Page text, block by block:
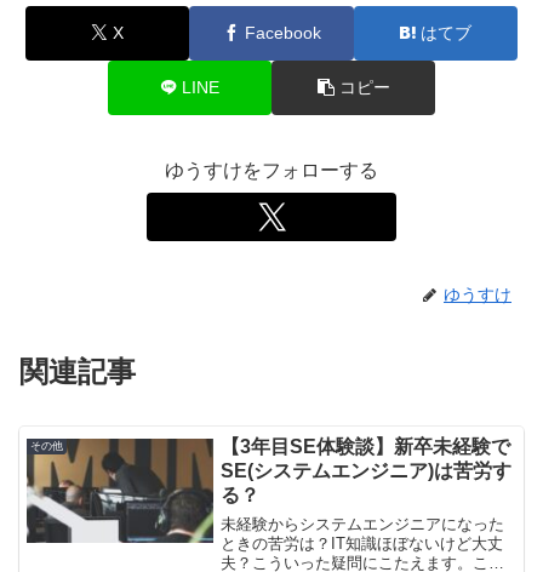
X Facebook はてブ
LINE コピー
ゆうすけをフォローする
ゆうすけ
関連記事
その他
【3年目SE体験談】新卒未経験で
SE(システムエンジニア)は苦労す
る？
未経験からシステムエンジニアになった
ときの苦労は？IT知識ほぼないけど大丈
夫？こういった疑問にこたえます。この